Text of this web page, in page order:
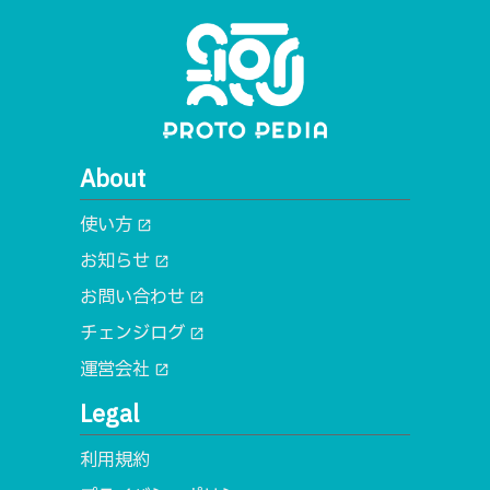
About
使い方 open_in_new
お知らせ open_in_new
お問い合わせ open_in_new
チェンジログ open_in_new
運営会社 open_in_new
Legal
利用規約